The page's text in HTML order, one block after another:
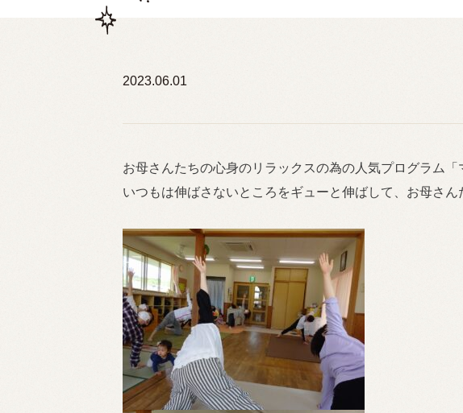
2023.06.01
お母さんたちの心身のリラックスの為の人気プログラム「
いつもは伸ばさないところをギューと伸ばして、お母さん